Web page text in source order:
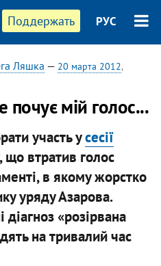
Поддержать РУС
Ляшка — 20 марта 2012,
почує мій голос...
участь усесії
втратив голос
в якому жорстко
уряду Азарова.
діагноз «розірвана
на тривалий час